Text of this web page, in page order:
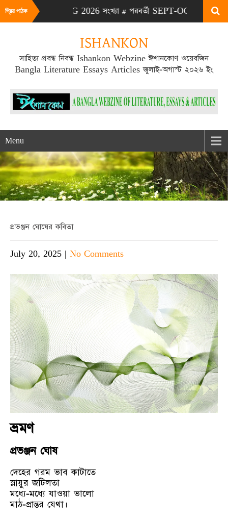
প্রিয় পাঠক
# এটা JULY-AUG 2026 সংখ্যা # পরবর্তী SEPT-OCT 2026
ISHANKON
সাহিত্য প্রবন্ধ নিবন্ধ Ishankon Webzine ঈশানকোণ ওয়েবজিন
Bangla Literature Essays Articles জুলাই-অগাস্ট ২০২৬ ইং
Menu
প্রভঞ্জন ঘোষের কবিতা
July 20, 2025 | No Comments
ভ্রমণ
প্রভঞ্জন ঘোষ
দেহের গরম ভাব কাটাতে
স্নায়ুর জটিলতা
মধ্যে-মধ্যে যাওয়া ভালো
মাঠ-প্রান্তর যেথা।